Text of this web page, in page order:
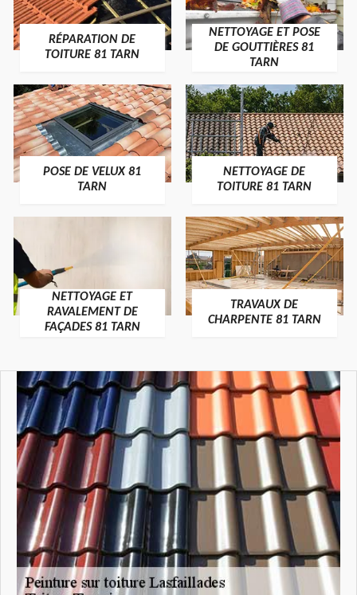
RÉPARATION DE
TOITURE 81 TARN
NETTOYAGE ET POSE
DE GOUTTIÈRES 81
TARN
POSE DE VELUX 81
TARN
NETTOYAGE DE
TOITURE 81 TARN
NETTOYAGE ET
RAVALEMENT DE
FAÇADES 81 TARN
TRAVAUX DE
CHARPENTE 81 TARN